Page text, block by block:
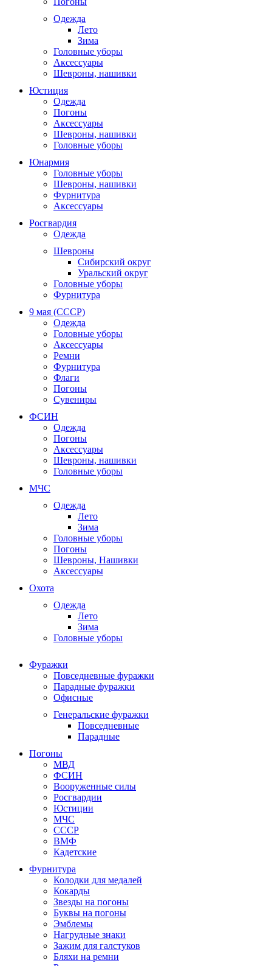
Одежда
Лето
Зима
Головные уборы
Аксессуары
Шевроны, нашивки
Юстиция
Одежда
Погоны
Аксессуары
Шевроны, нашивки
Головные уборы
Юнармия
Головные уборы
Шевроны, нашивки
Фурнитура
Аксессуары
Росгвардия
Одежда
Шевроны
Сибирский округ
Уральский округ
Головные уборы
Фурнитура
9 мая (СССР)
Одежда
Головные уборы
Аксессуары
Ремни
Фурнитура
Флаги
Погоны
Сувениры
ФСИН
Одежда
Погоны
Аксессуары
Шевроны, нашивки
Головные уборы
МЧС
Одежда
Лето
Зима
Головные уборы
Погоны
Шевроны, Нашивки
Аксессуары
Охота
Одежда
Лето
Зима
Головные уборы
Фуражки
Повседневные фуражки
Парадные фуражки
Офисные
Генеральские фуражки
Повседневные
Парадные
Погоны
МВД
ФСИН
Вооруженные силы
Росгвардии
Юстиции
МЧС
СССР
ВМФ
Кадетские
Фурнитура
Колодки для медалей
Кокарды
Звезды на погоны
Буквы на погоны
Эмблемы
Нагрудные знаки
Зажим для галстуков
Бляхи на ремни